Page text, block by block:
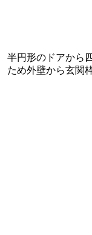
半円形のドアから
ため外壁から玄関